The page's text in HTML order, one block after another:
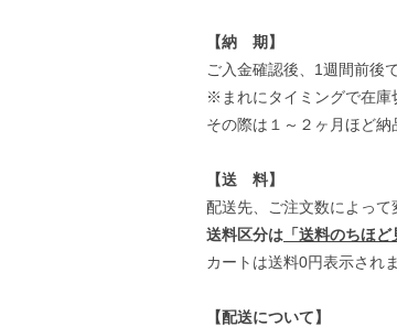
【納 期】
ご入金確認後、1週間前後
※まれにタイミングで在庫
その際は１～２ヶ月ほど納
【送 料】
配送先、ご注文数によって
送料区分は 「送料のちほど
カートは送料0円表示され
【配送について】